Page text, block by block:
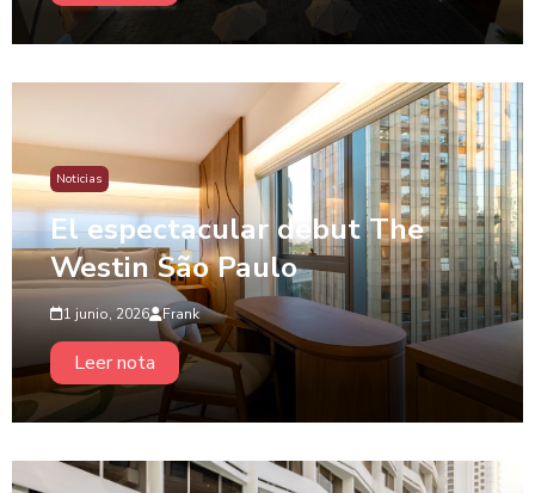
Noticias
El espectacular debut The
Westin São Paulo
1 junio, 2026 Frank
Leer nota